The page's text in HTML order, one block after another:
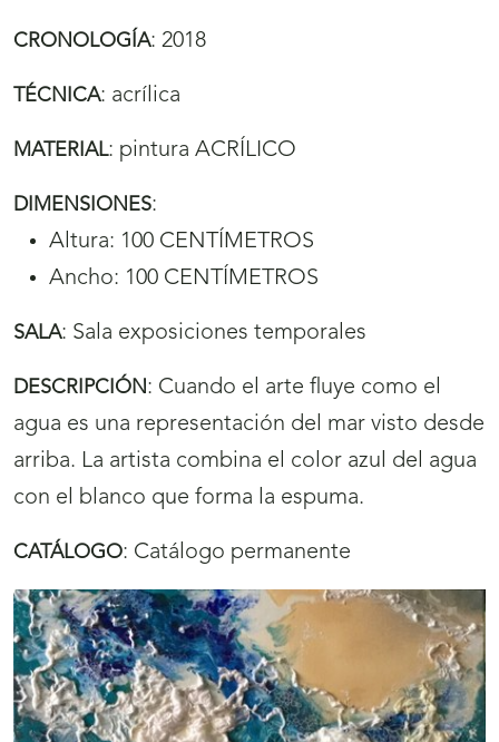
CRONOLOGÍA: 2018
TÉCNICA: acrílica
MATERIAL: pintura ACRÍLICO
DIMENSIONES:
Altura: 100 CENTÍMETROS
Ancho: 100 CENTÍMETROS
SALA: Sala exposiciones temporales
DESCRIPCIÓN: Cuando el arte fluye como el
agua es una representación del mar visto desde
arriba. La artista combina el color azul del agua
con el blanco que forma la espuma.
CATÁLOGO: Catálogo permanente